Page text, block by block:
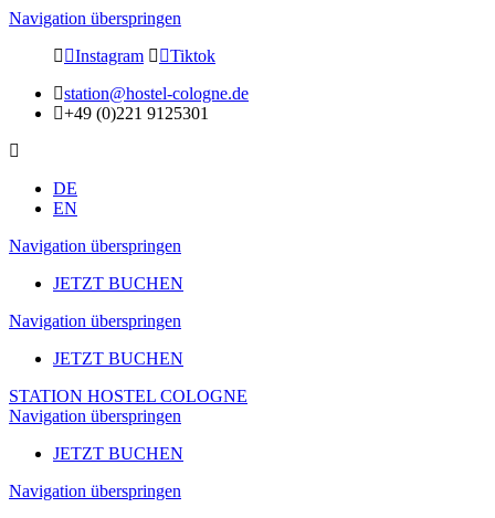
Navigation überspringen
Instagram
Tiktok
station@hostel-cologne.de
+49 (0)221 9125301
DE
EN
Navigation überspringen
JETZT BUCHEN
Navigation überspringen
JETZT BUCHEN
STATION HOSTEL COLOGNE
Navigation überspringen
JETZT BUCHEN
Navigation überspringen